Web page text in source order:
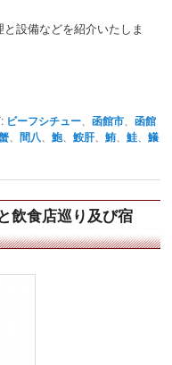
設備などを紹介いたしま
ビーフシチュー 、函館市 、函館
、間八 、鮑、鮟肝、鮪 、鮭 、鱶
飲食店巡り及び宿